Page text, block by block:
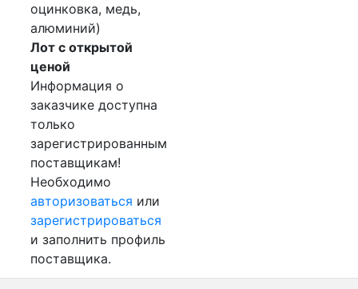
оцинковка, медь,
алюминий)
Лот с открытой
ценой
Информация о
заказчике доступна
только
зарегистрированным
поставщикам!
Необходимо
авторизоваться или
зарегистрироваться
и заполнить профиль
поставщика.